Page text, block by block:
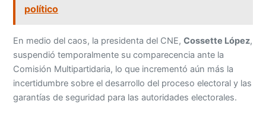
político
En medio del caos, la presidenta del CNE,Cossette López,
suspendió temporalmente su comparecencia ante la
Comisión Multipartidaria, lo que incrementó aún más la
incertidumbre sobre el desarrollo del proceso electoral y las
garantías de seguridad para las autoridades electorales.